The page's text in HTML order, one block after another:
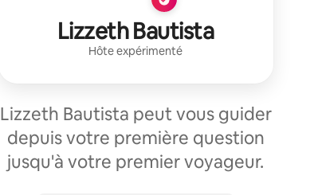
Lizzeth Bautista
Hôte expérimenté
Lizzeth Bautista peut vous guider
depuis votre première question
jusqu'à votre premier voyageur.